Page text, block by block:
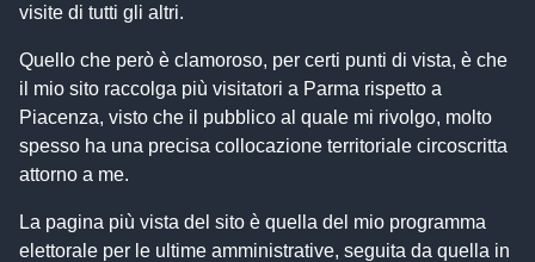
visite di tutti gli altri.
Quello che però è clamoroso, per certi punti di vista, è che
il mio sito raccolga più visitatori a Parma rispetto a
Piacenza, visto che il pubblico al quale mi rivolgo, molto
spesso ha una precisa collocazione territoriale circoscritta
attorno a me.
La pagina più vista del sito è quella del mio programma
elettorale per le ultime amministrative, seguita da quella in